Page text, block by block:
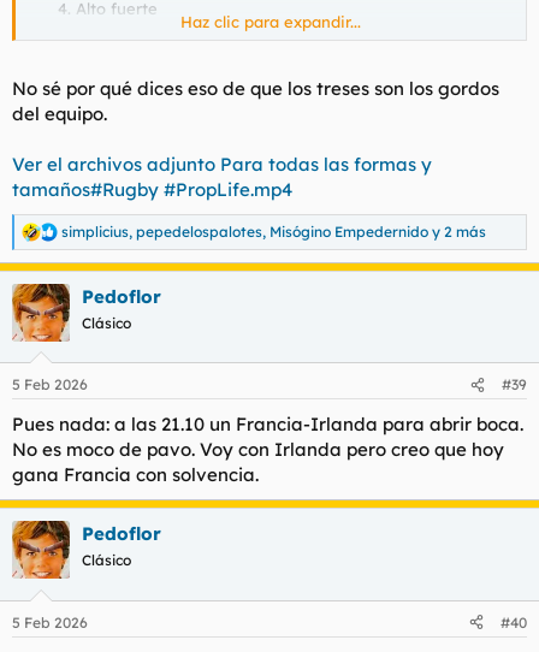
Alto fuerte
Tío a evitar en defensa
Bajito pesado
Rápido que no sabe pasar
En realidad es un flojo, pero sabe pasar
Otro tío a evitar en ataque
Tío que es demasiado pequeño para cualquier otro sitio,
pero no sabe pasar
Tío que se lleva a las mejores chicas
Además es bastante verídico, tu eras el gordito gordo.
Haz clic para expandir...
No sé por qué dices eso de que los treses son los gordos
del equipo.
Ver el archivos adjunto Para todas las formas y
tamaños#Rugby #PropLife.mp4
R
e
a
c
c
i
e
:
simplicius, pepedelospalotes, Misógino Empedernido y 2 más
Pedoflor
Clásico
5 Feb 2026 #39
Pues nada: a las 21.10 un Francia-Irlanda para abrir boca.
No es moco de pavo. Voy con Irlanda pero creo que hoy
gana Francia con solvencia.
Pedoflor
Clásico
5 Feb 2026 #40